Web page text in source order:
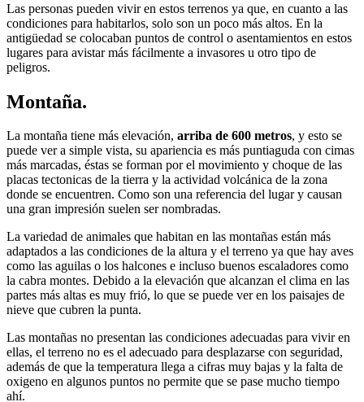
Las personas pueden vivir en estos terrenos ya que, en cuanto a las
condiciones para habitarlos, solo son un poco más altos. En la
antigüedad se colocaban puntos de control o asentamientos en estos
lugares para avistar más fácilmente a invasores u otro tipo de
peligros.
Montaña.
La montaña tiene más elevación, arriba de 600 metros, y esto se
puede ver a simple vista, su apariencia es más puntiaguda con cimas
más marcadas, éstas se forman por el movimiento y choque de las
placas tectonicas de la tierra y la actividad volcánica de la zona
donde se encuentren. Como son una referencia del lugar y causan
una gran impresión suelen ser nombradas.
La variedad de animales que habitan en las montañas están más
adaptados a las condiciones de la altura y el terreno ya que hay aves
como las aguilas o los halcones e incluso buenos escaladores como
la cabra montes. Debido a la elevación que alcanzan el clima en las
partes más altas es muy frió, lo que se puede ver en los paisajes de
nieve que cubren la punta.
Las montañas no presentan las condiciones adecuadas para vivir en
ellas, el terreno no es el adecuado para desplazarse con seguridad,
además de que la temperatura llega a cifras muy bajas y la falta de
oxigeno en algunos puntos no permite que se pase mucho tiempo
ahí.